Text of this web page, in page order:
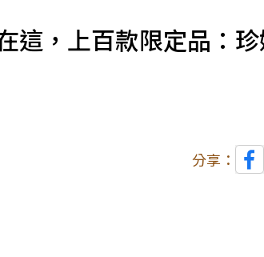
這，上百款限定品：
分享：